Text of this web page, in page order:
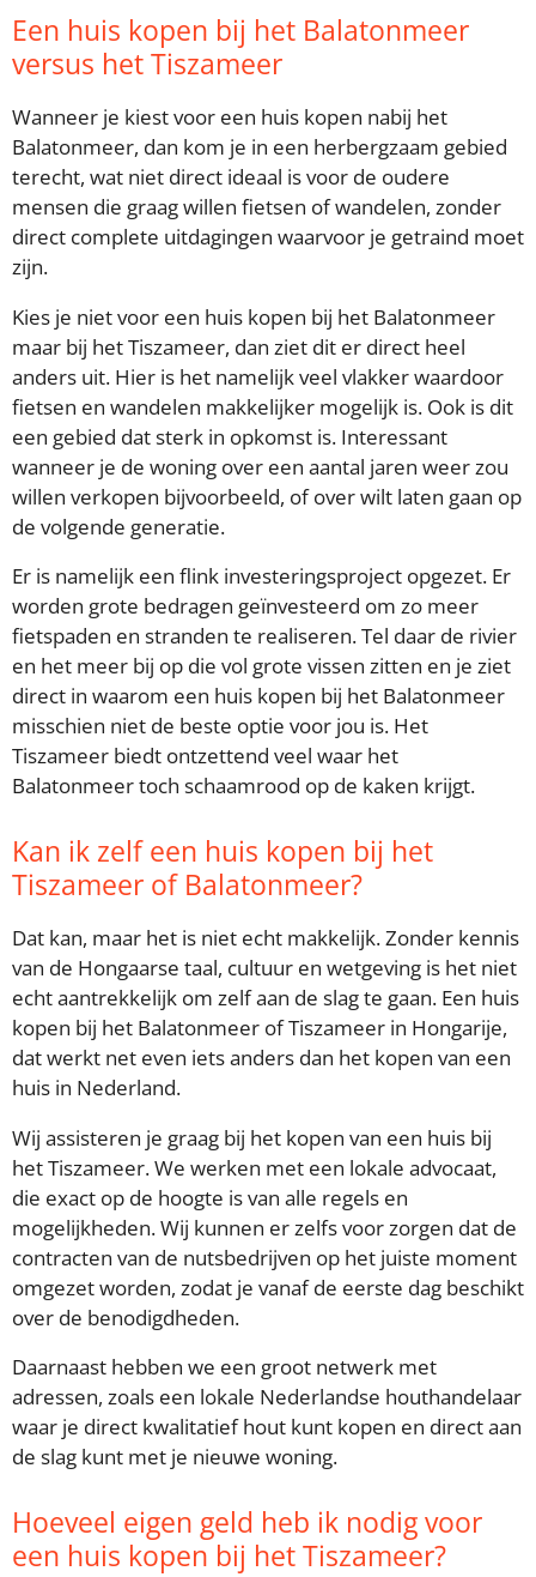
Een huis kopen bij het Balatonmeer
versus het Tiszameer
Wanneer je kiest voor een huis kopen nabij het
Balatonmeer, dan kom je in een herbergzaam gebied
terecht, wat niet direct ideaal is voor de oudere
mensen die graag willen fietsen of wandelen, zonder
direct complete uitdagingen waarvoor je getraind moet
zijn.
Kies je niet voor een huis kopen bij het Balatonmeer
maar bij het Tiszameer, dan ziet dit er direct heel
anders uit. Hier is het namelijk veel vlakker waardoor
fietsen en wandelen makkelijker mogelijk is. Ook is dit
een gebied dat sterk in opkomst is. Interessant
wanneer je de woning over een aantal jaren weer zou
willen verkopen bijvoorbeeld, of over wilt laten gaan op
de volgende generatie.
Er is namelijk een flink investeringsproject opgezet. Er
worden grote bedragen geïnvesteerd om zo meer
fietspaden en stranden te realiseren. Tel daar de rivier
en het meer bij op die vol grote vissen zitten en je ziet
direct in waarom een huis kopen bij het Balatonmeer
misschien niet de beste optie voor jou is. Het
Tiszameer biedt ontzettend veel waar het
Balatonmeer toch schaamrood op de kaken krijgt.
Kan ik zelf een huis kopen bij het
Tiszameer of Balatonmeer?
Dat kan, maar het is niet echt makkelijk. Zonder kennis
van de Hongaarse taal, cultuur en wetgeving is het niet
echt aantrekkelijk om zelf aan de slag te gaan. Een huis
kopen bij het Balatonmeer of Tiszameer in Hongarije,
dat werkt net even iets anders dan het kopen van een
huis in Nederland.
Wij assisteren je graag bij het kopen van een huis bij
het Tiszameer. We werken met een lokale advocaat,
die exact op de hoogte is van alle regels en
mogelijkheden. Wij kunnen er zelfs voor zorgen dat de
contracten van de nutsbedrijven op het juiste moment
omgezet worden, zodat je vanaf de eerste dag beschikt
over de benodigdheden.
Daarnaast hebben we een groot netwerk met
adressen, zoals een lokale Nederlandse houthandelaar
waar je direct kwalitatief hout kunt kopen en direct aan
de slag kunt met je nieuwe woning.
Hoeveel eigen geld heb ik nodig voor
een huis kopen bij het Tiszameer?